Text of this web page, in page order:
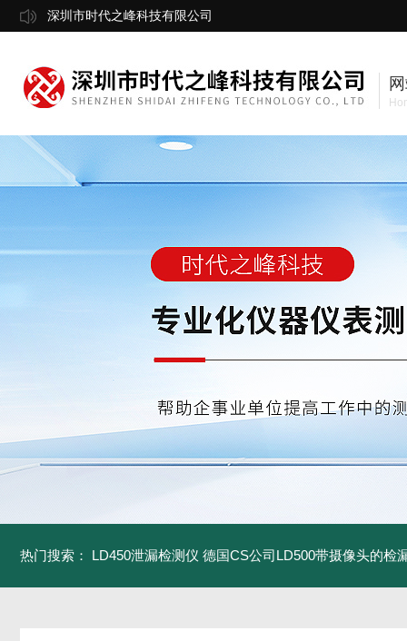
深圳市时代之峰科技有限公司
热门搜索： LD450泄漏检测仪 德国CS公司LD500带摄像头的检